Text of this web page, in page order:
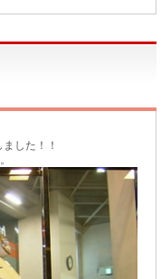
した！！